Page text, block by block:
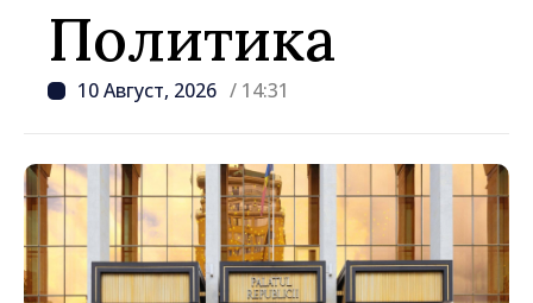
Политика
10 Август, 2026 / 14:31